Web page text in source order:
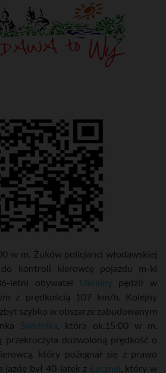
w m. Żuków policjanci włodawskiej
kontroli kierowcę pojazdu m-ki
letni obywatel
Ukrainypędził w
z prędkością 107 km/h. Kolejny
szybko w obszarze zabudowanym
Świdnika , która ok.15:00 w m.
przekroczyła dozwoloną prędkość o
który pożegnał się z prawo
jazdę był 40-latek z Łęcznej , który w